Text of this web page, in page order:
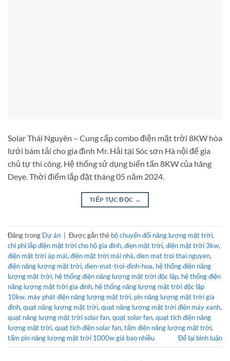
Solar Thái Nguyên – Cung cấp combo điện mặt trời 8KW hòa
lưới bám tải cho gia đình Mr. Hải tại Sóc sơn Hà nội để gia
chủ tự thi công. Hệ thống sử dụng biến tấn 8KW của hãng
Deye. Thời điểm lắp đặt tháng 05 năm 2024.
TIẾP TỤC ĐỌC →
Đăng trong Dự án Được gắn thẻ bộ chuyển đổi năng lượng mặt trời,
chi phí lắp điện mặt trời cho hộ gia đình, điẹn mặt trời, điện mặt trời 3kw,
điện mặt trời áp mái, điện mặt trời mái nhà, dien mat troi thai nguyen,
điện năng lượng mặt trời, dien-mat-troi-dinh-hoa, hệ thống điện năng
lượng mặt trời, hệ thống điện năng lượng mặt trời độc lập, hệ thống điện
năng lượng mặt trời gia đình, hệ thống năng lượng mặt trời độc lập
10kw, máy phát điện năng lượng mặt trời, pin năng lượng mặt trời gia
đình, quạt năng lượng mặt trời, quạt năng lượng mặt trời điện máy xanh,
quạt năng lượng mặt trời solar fan, quạt solar fan, quạt tích điện năng
lượng mặt trời, quạt tích điện solar fan, tấm điện năng lượng mặt trời,
tấm pin năng lượng mặt trời 1000w giá bao nhiều
Để lại bình luận